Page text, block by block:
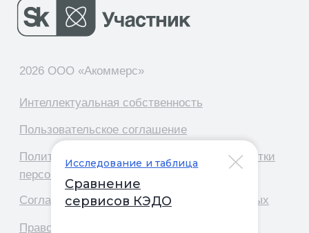
Исследование и таблица
Сравнение
сервисов КЭДО